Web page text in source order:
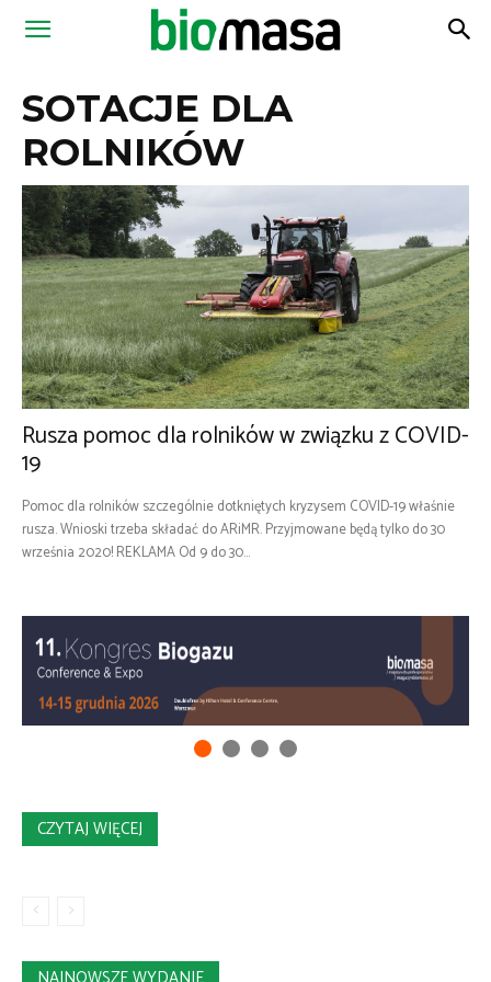
Magazyn
SOTACJE DLA
ROLNIKÓW
Rusza pomoc dla rolników w związku z COVID-
19
Pomoc dla rolników szczególnie dotkniętych kryzysem COVID-19 właśnie
rusza. Wnioski trzeba składać do ARiMR. Przyjmowane będą tylko do 30
września 2020! REKLAMA Od 9 do 30...
CZYTAJ WIĘCEJ